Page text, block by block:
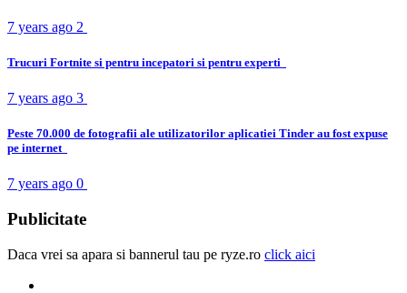
7 years ago 2
Trucuri Fortnite si pentru incepatori si pentru experti
7 years ago 3
Peste 70.000 de fotografii ale utilizatorilor aplicatiei Tinder au fost expuse
pe internet
7 years ago 0
Publicitate
Daca vrei sa apara si bannerul tau pe ryze.ro click aici